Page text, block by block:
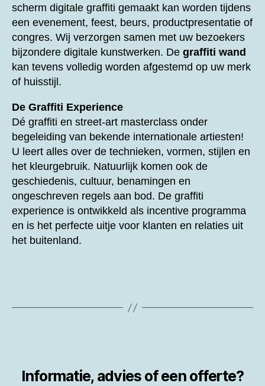
scherm digitale graffiti gemaakt kan worden tijdens
een evenement, feest, beurs, productpresentatie of
congres. Wij verzorgen samen met uw bezoekers
bijzondere digitale kunstwerken. De graffiti wand
kan tevens volledig worden afgestemd op uw merk
of huisstijl.
De Graffiti Experience
Dé graffiti en street-art masterclass onder
begeleiding van bekende internationale artiesten!
U leert alles over de technieken, vormen, stijlen en
het kleurgebruik. Natuurlijk komen ook de
geschiedenis, cultuur, benamingen en
ongeschreven regels aan bod. De graffiti
experience is ontwikkeld als incentive programma
en is het perfecte uitje voor klanten en relaties uit
het buitenland.
Informatie, advies of een offerte?